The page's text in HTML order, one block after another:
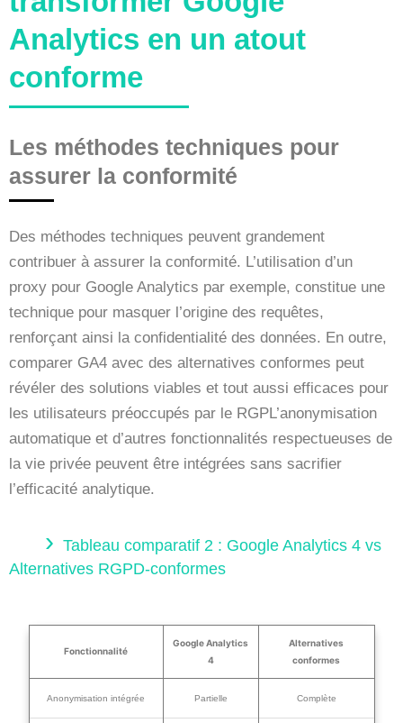
Analytics en un atout
conforme
Les méthodes techniques pour
assurer la conformité
Des méthodes techniques peuvent grandement
contribuer à assurer la conformité. L’utilisation d’un
proxy pour Google Analytics par exemple, constitue une
technique pour masquer l’origine des requêtes,
renforçant ainsi la confidentialité des données. En outre,
comparer GA4 avec des alternatives conformes peut
révéler des solutions viables et tout aussi efficaces pour
les utilisateurs préoccupés par le RGPL’anonymisation
automatique et d’autres fonctionnalités respectueuses de
la vie privée peuvent être intégrées sans sacrifier
l’efficacité analytique.
Tableau comparatif 2 : Google Analytics 4 vs
Alternatives RGPD-conformes
Fonctionnalité
Google Analytics
4
Alternatives
conformes
Anonymisation intégrée Partielle Complète